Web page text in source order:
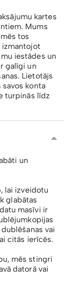
kartes
Mums
tos
izmantojot
iestādes un
galīgi un
Lietotājs
konta
turpinās līdz
un
lai izveidotu
glabātas
masīvi ir
vai
citās ierīcēs.
mēs stingri
datorā vai